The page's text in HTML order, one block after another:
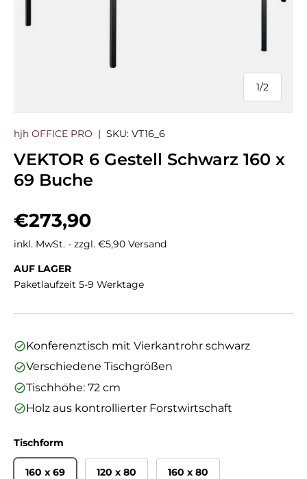
1/
von
2
hjh OFFICE PRO | SKU: VT16_6
VEKTOR 6 Gestell Schwarz 160 x
69 Buche
Normaler Preis
€273,90
inkl. MwSt. - zzgl. €5,90 Versand
AUF LAGER
Paketlaufzeit 5-9 Werktage
Konferenztisch mit Vierkantrohr schwarz
Verschiedene Tischgrößen
Tischhöhe: 72 cm
Holz aus kontrollierter Forstwirtschaft
Tischform
160 x 69 120 x 80 160 x 80